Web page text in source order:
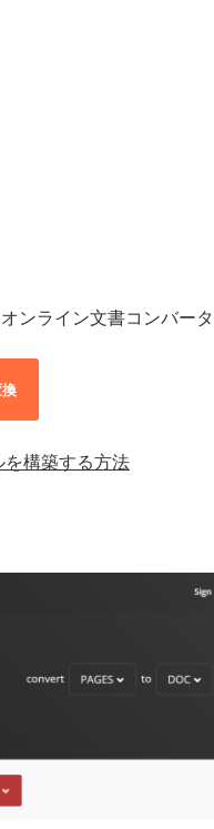
ンライン文書コンバータ
を構築する方法